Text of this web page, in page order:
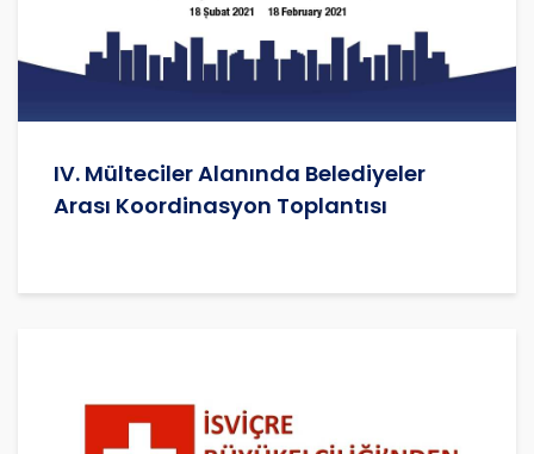
IV. Mülteciler Alanında Belediyeler
Arası Koordinasyon Toplantısı